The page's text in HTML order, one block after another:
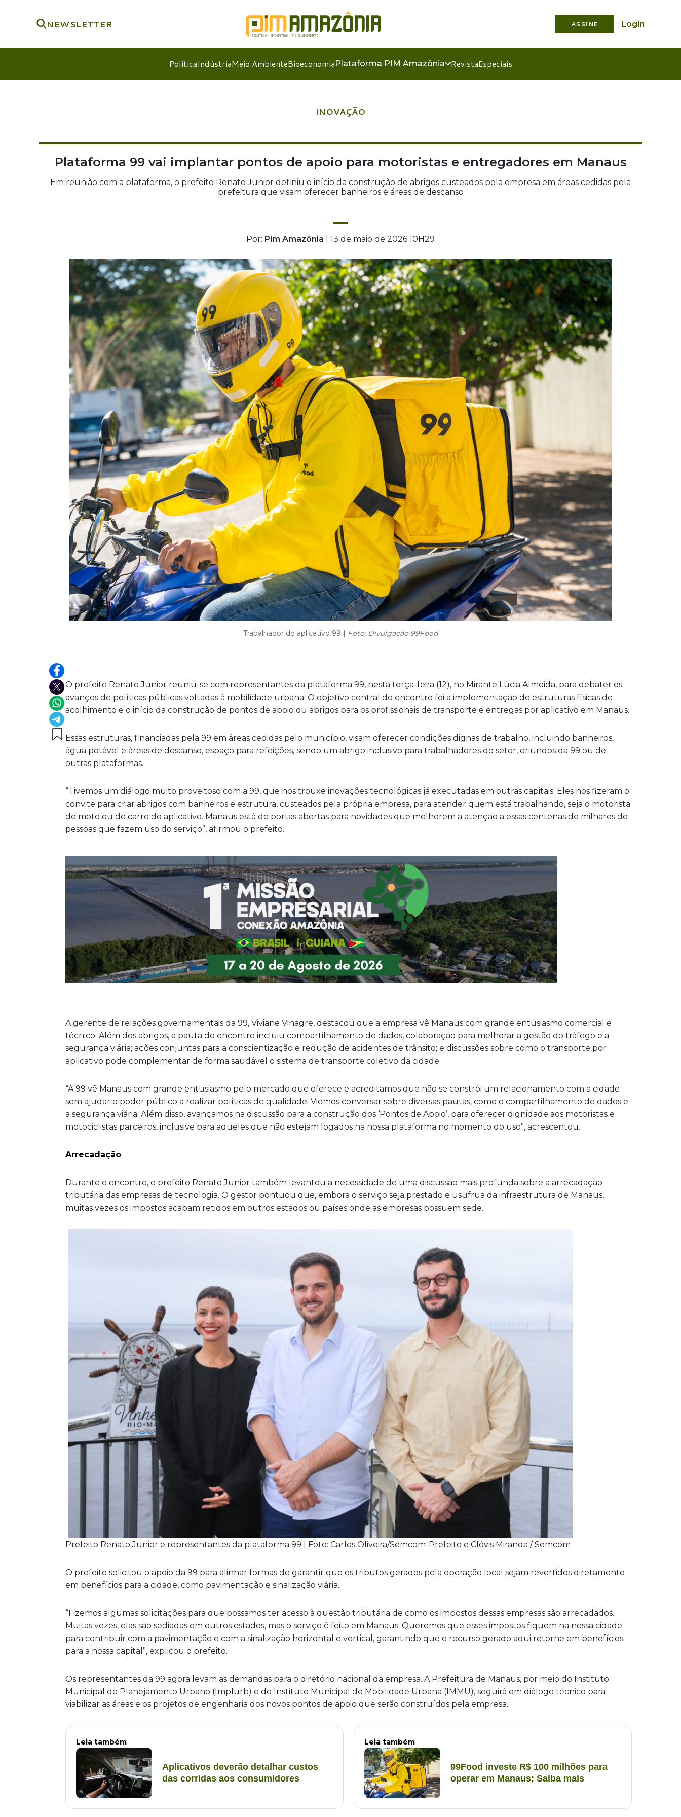
NEWSLETTER ASSINE Login
PolíticaIndústriaMeio AmbienteBioeconomiaPlataforma PIM Amazônia RevistaEspeciais
INOVAÇÃO
Plataforma 99 vai implantar pontos de apoio para motoristas e entregadores em Manaus
Em reunião com a plataforma, o prefeito Renato Junior definiu o início da construção de abrigos custeados pela empresa em áreas cedidas pela
prefeitura que visam oferecer banheiros e áreas de descanso
Por: Pim Amazônia | 13 de maio de 2026 10H29
Trabalhador do aplicativo 99 | Foto: Divulgação 99Food
O prefeito Renato Junior reuniu-se com representantes da plataforma 99, nesta terça-feira (12), no Mirante Lúcia Almeida, para debater os
avanços de políticas públicas voltadas à mobilidade urbana. O objetivo central do encontro foi a implementação de estruturas físicas de
acolhimento e o início da construção de pontos de apoio ou abrigos para os profissionais de transporte e entregas por aplicativo em Manaus.
Essas estruturas, financiadas pela 99 em áreas cedidas pelo município, visam oferecer condições dignas de trabalho, incluindo banheiros,
água potável e áreas de descanso, espaço para refeições, sendo um abrigo inclusivo para trabalhadores do setor, oriundos da 99 ou de
outras plataformas.
“Tivemos um diálogo muito proveitoso com a 99, que nos trouxe inovações tecnológicas já executadas em outras capitais. Eles nos fizeram o
convite para criar abrigos com banheiros e estrutura, custeados pela própria empresa, para atender quem está trabalhando, seja o motorista
de moto ou de carro do aplicativo. Manaus está de portas abertas para novidades que melhorem a atenção a essas centenas de milhares de
pessoas que fazem uso do serviço”, afirmou o prefeito.
A gerente de relações governamentais da 99, Viviane Vinagre, destacou que a empresa vê Manaus com grande entusiasmo comercial e
técnico. Além dos abrigos, a pauta do encontro incluiu compartilhamento de dados, colaboração para melhorar a gestão do tráfego e a
segurança viária; ações conjuntas para a conscientização e redução de acidentes de trânsito; e discussões sobre como o transporte por
aplicativo pode complementar de forma saudável o sistema de transporte coletivo da cidade.
“A 99 vê Manaus com grande entusiasmo pelo mercado que oferece e acreditamos que não se constrói um relacionamento com a cidade
sem ajudar o poder público a realizar políticas de qualidade. Viemos conversar sobre diversas pautas, como o compartilhamento de dados e
a segurança viária. Além disso, avançamos na discussão para a construção dos ‘Pontos de Apoio’, para oferecer dignidade aos motoristas e
motociclistas parceiros, inclusive para aqueles que não estejam logados na nossa plataforma no momento do uso”, acrescentou.
Arrecadação
Durante o encontro, o prefeito Renato Junior também levantou a necessidade de uma discussão mais profunda sobre a arrecadação
tributária das empresas de tecnologia. O gestor pontuou que, embora o serviço seja prestado e usufrua da infraestrutura de Manaus,
muitas vezes os impostos acabam retidos em outros estados ou países onde as empresas possuem sede.
Prefeito Renato Junior e representantes da plataforma 99 | Foto: Carlos Oliveira/Semcom-Prefeito e Clóvis Miranda / Semcom
O prefeito solicitou o apoio da 99 para alinhar formas de garantir que os tributos gerados pela operação local sejam revertidos diretamente
em benefícios para a cidade, como pavimentação e sinalização viária.
“Fizemos algumas solicitações para que possamos ter acesso à questão tributária de como os impostos dessas empresas são arrecadados.
Muitas vezes, elas são sediadas em outros estados, mas o serviço é feito em Manaus. Queremos que esses impostos fiquem na nossa cidade
para contribuir com a pavimentação e com a sinalização horizontal e vertical, garantindo que o recurso gerado aqui retorne em benefícios
para a nossa capital”, explicou o prefeito.
Os representantes da 99 agora levam as demandas para o diretório nacional da empresa. A Prefeitura de Manaus, por meio do Instituto
Municipal de Planejamento Urbano (Implurb) e do Instituto Municipal de Mobilidade Urbana (IMMU), seguirá em diálogo técnico para
viabilizar as áreas e os projetos de engenharia dos novos pontos de apoio que serão construídos pela empresa.
Leia também
Aplicativos deverão detalhar custos
das corridas aos consumidores
Leia também
99Food investe R$ 100 milhões para
operar em Manaus; Saiba mais